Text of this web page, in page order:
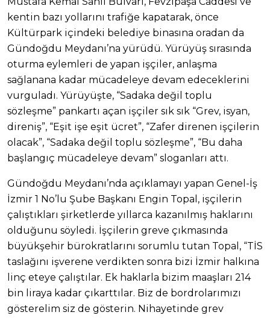
kentin bazı yollarını trafiğe kapatarak, önce
Kültürpark içindeki belediye binasına oradan da
Gündoğdu Meydanı’na yürüdü. Yürüyüş sırasında
oturma eylemleri de yapan işçiler, anlaşma
sağlanana kadar mücadeleye devam edeceklerini
vurguladı. Yürüyüşte, “Sadaka değil toplu
sözleşme” pankartı açan işçiler sık sık “Grev, isyan,
direniş”, “Eşit işe eşit ücret”, “Zafer direnen işçilerin
olacak”, “Sadaka değil toplu sözleşme”, “Bu daha
başlangıç mücadeleye devam” sloganları attı.
Gündoğdu Meydanı’nda açıklamayı yapan Genel-İş
İzmir 1 No’lu Şube Başkanı Engin Topal, işçilerin
çalıştıkları şirketlerde yıllarca kazanılmış haklarını
olduğunu söyledi. İşçilerin greve çıkmasında
büyükşehir bürokratlarını sorumlu tutan Topal, “TİS
taslağını işverene verdikten sonra bizi İzmir halkına
linç eteye çalıştılar. Ek haklarla bizim maaşları 214
bin liraya kadar çıkarttılar. Biz de bordrolarımızı
gösterelim siz de gösterin. Nihayetinde grev